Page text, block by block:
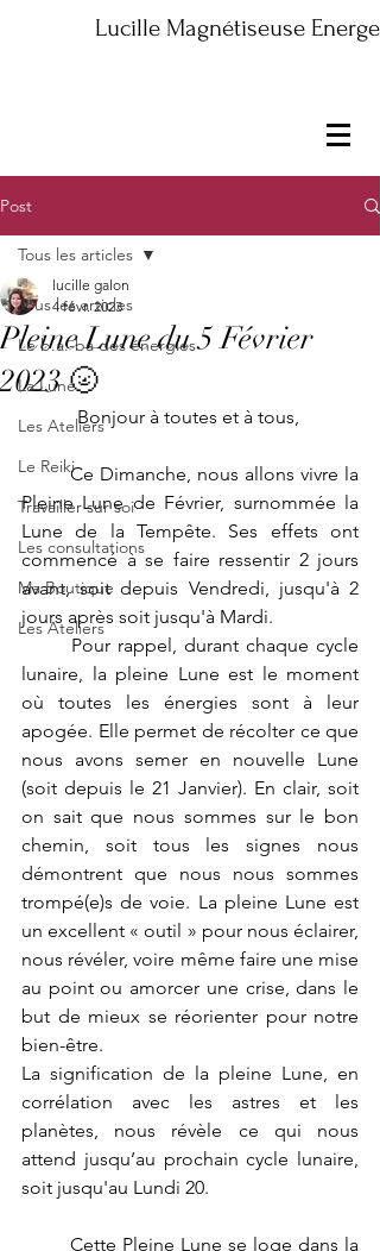
Lucille Magnétiseuse
Post
Tous les articles
Le b.a.-ba des énergies
La Lune
Les Ateliers
Le Reiki
Travailler sur soi
Les consultations
Ma Boutique
Les Ateliers
Tous les articles
Pleine Lune du 5 Février
2023 🌝
lucille galon
4 févr. 2023
Bonjour à toutes et à tous,
	Ce Dimanche, nous allons vivre la
Pleine Lune de Février, surnommée la
Lune de la Tempête. Ses effets ont
commencé à se faire ressentir 2 jours
avant, soit depuis Vendredi, jusqu'à 2
jours après soit jusqu'à Mardi.
lunaire, la pleine Lune est le moment
où toutes les énergies sont à leur
apogée. Elle permet de récolter ce que
nous avons semer en nouvelle Lune
(soit depuis le 21 Janvier). En clair, soit
on sait que nous sommes sur le bon
chemin, soit tous les signes nous
démontrent que nous nous sommes
trompé(e)s de voie. La pleine Lune est
un excellent « outil » pour nous éclairer,
nous révéler, voire même faire une mise
au point ou amorcer une crise, dans le
but de mieux se réorienter pour notre
bien-être.
La signification de la pleine Lune, en
corrélation avec les astres et les
planètes, nous révèle ce qui nous
attend jusqu’au prochain cycle lunaire,
soit jusqu'au Lundi 20.